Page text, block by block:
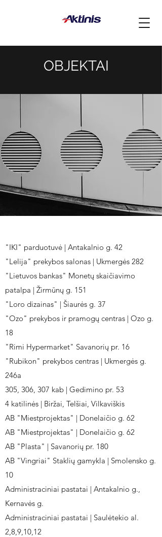
OBJEKTAI
"IKI" parduotuvė | Antakalnio g. 42
"Lelija" prekybos salonas | Ukmergės 282
"Lietuvos bankas" Monetų skaičiavimo
patalpa | Žirmūnų g. 151
"Loro dizainas" | Šiaurės g. 37
"Ozo" prekybos ir pramogų centras | Ozo g.
18
"Rimi Hypermarket" Savanorių pr. 16
"Rubikon" prekybos centras | Ukmergės g.
246a
305, 306, 307 kab | Gedimino pr. 53
4 katilinės | Biržai, Telšiai, Vilkaviškis
AB "Miestprojektas" | Donelaičio g. 62
AB "Miestprojektas" | Donelaičio g. 62
AB "Plasta" | Savanorių pr. 180
AB "Vingriai" Staklių gamykla | Smolensko g.
10
Administraciniai pastatai | Antakalnio g.,
Kernavės g.
Administraciniai pastatai | Saulėtekio al.
2,8,9,10,12